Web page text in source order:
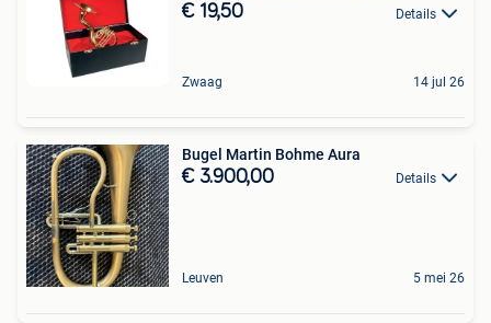
€ 19,50 Details
Zwaag 14 jul 26
Bugel Martin Bohme Aura
€ 3.900,00 Details
Leuven 5 mei 26